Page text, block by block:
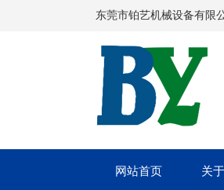
东莞市铂艺机械设备有限
网站首页 关